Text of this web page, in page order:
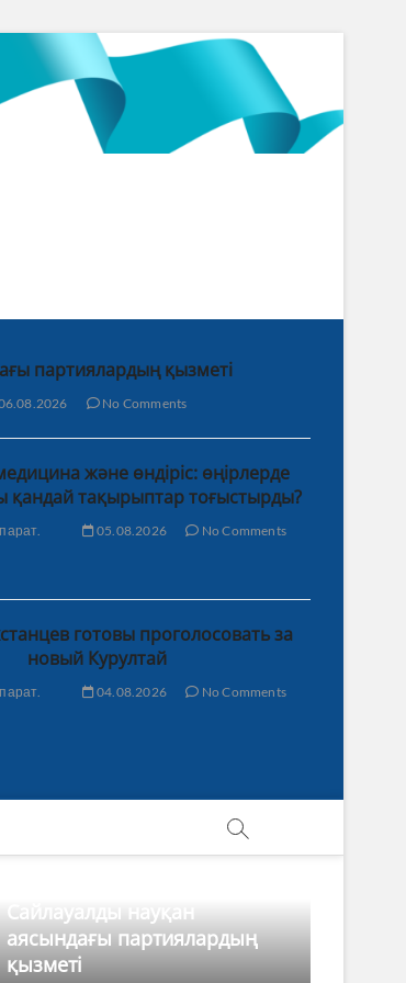
партиялардың қызметі
No Comments
және өндіріс: өңірлерде
қандай тақырыптар тоғыстырды?
05.08.2026 No Comments
готовы проголосовать за
новый Курултай
04.08.2026 No Comments
Сайлауалды науқан
аясындағы партиялардың
қызметі